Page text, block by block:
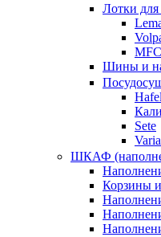
Лотки
MFC
Шины и
Sete
ШКАФ
Корзины